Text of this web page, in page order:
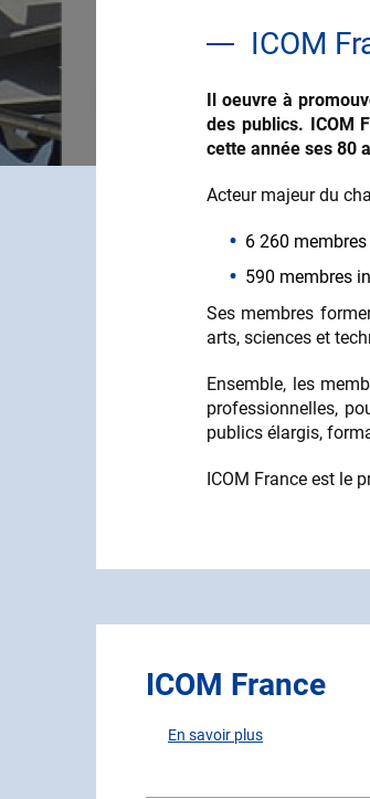
ICOM
Il oeuvre à
des publics. ICOM
cette année ses 80
Acteur majeur du
6 260
590 membres
Ses membres
arts, sciences et
Ensemble, les
professionnelles,
publics élargis,
ICOM France est le
ICOM France
En savoir plus